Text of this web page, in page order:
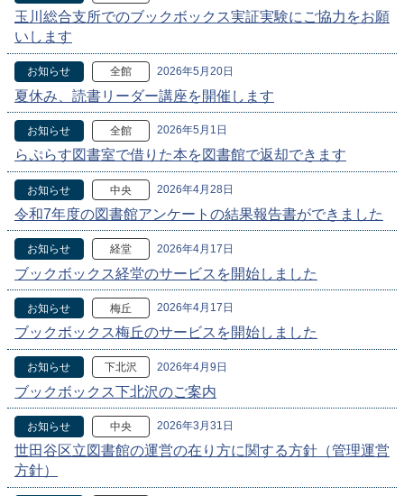
玉川総合支所でのブックボックス実証実験にご協力をお願
いします
お知らせ 全館 2026年5月20日
夏休み、読書リーダー講座を開催します
お知らせ 全館 2026年5月1日
らぷらす図書室で借りた本を図書館で返却できます
お知らせ 中央 2026年4月28日
令和7年度の図書館アンケートの結果報告書ができました
お知らせ 経堂 2026年4月17日
ブックボックス経堂のサービスを開始しました
お知らせ 梅丘 2026年4月17日
ブックボックス梅丘のサービスを開始しました
お知らせ 下北沢 2026年4月9日
ブックボックス下北沢のご案内
お知らせ 中央 2026年3月31日
世田谷区立図書館の運営の在り方に関する方針（管理運営
方針）